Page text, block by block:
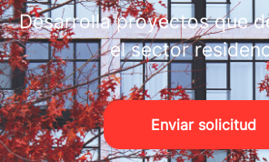
Desarrolla proyectos que
el sector
Enviar solicitud